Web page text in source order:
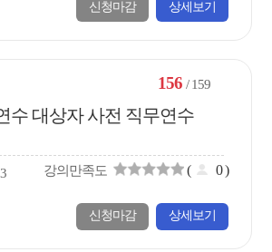
신청마감 상세보기
수 대상자 사전 직무연수
강의만족도 ( 0)
156 / 159
신청마감 상세보기